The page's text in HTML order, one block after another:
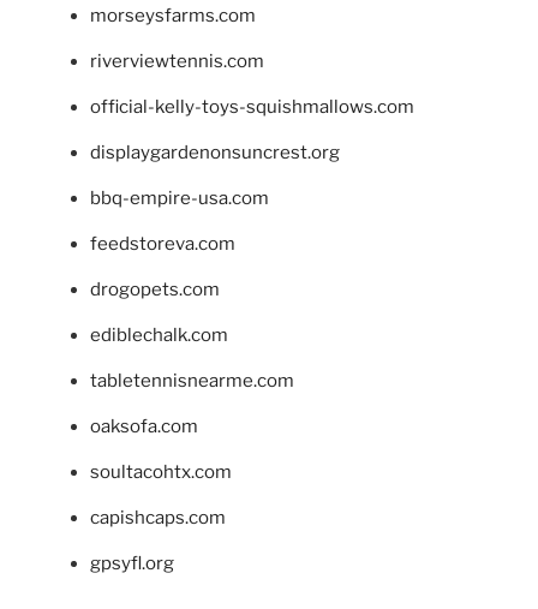
morseysfarms.com
riverviewtennis.com
official-kelly-toys-squishmallows.com
displaygardenonsuncrest.org
bbq-empire-usa.com
feedstoreva.com
drogopets.com
ediblechalk.com
tabletennisnearme.com
oaksofa.com
soultacohtx.com
capishcaps.com
gpsyfl.org